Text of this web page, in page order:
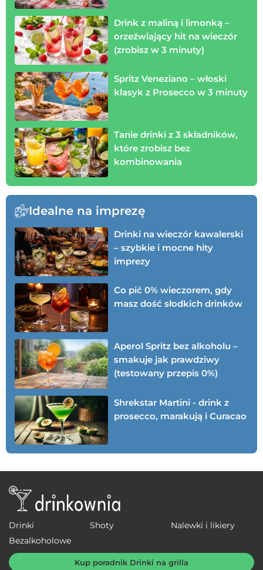
Drink z maliną i limonką –
orzeźwiający hit na wieczór
(zrobisz w 3 minuty)
Spritz Veneziano – włoski
klasyk z Prosecco w 3 minuty
Tanie drinki z 3 składników,
które zrobisz bez
kombinowania
Idealne na imprezę
Drinki na wieczór kawalerski
– szybkie i mocne hity
imprezy
Co pić 0% wieczorem, gdy
masz dość słodkich drinków
Aperol Spritz bez alkoholu –
smakuje jak prawdziwy
(testowany przepis 0%)
Shrekstar Martini - drink z
prosecco, marakują i Curacao
Drinki Shoty
Nalewki i likiery
Bezalkoholowe
Kup poradnik Drinki na grilla